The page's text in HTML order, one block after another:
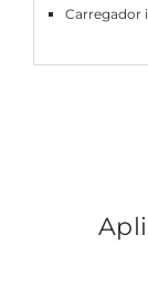
Carregador